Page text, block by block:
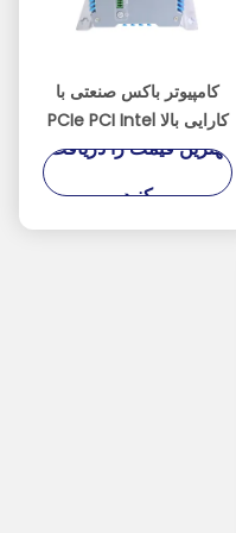
کامپیوتر باکس صنعتی با
کارایی بالا PCIe PCI Intel
i7-1255U 6 x COM
بهترین قیمت را دریافت
کنید